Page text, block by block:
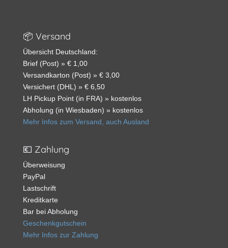
📦 Versand
Übersicht Deutschland:
Brief (Post) » € 1,00
Versandkarton (Post) » € 3,00
Versichert (DHL) » € 6,50
LH Pickup Point (in FRA) » kostenlos
Abholung (in Wiesbaden) » kostenlos
Mehr Infos zum Versand, auch Ausland
💶 Zahlung
Überweisung
PayPal
Lastschrift
Kreditkarte
Bar bei Abholung
Geschenkgutschein
Mehr Infos zur Zahlung